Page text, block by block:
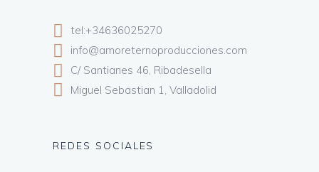
tel:+34636025270
info@amoreternoproducciones.com
C/ Santianes 46, Ribadesella
Miguel Sebastian 1, Valladolid
REDES SOCIALES